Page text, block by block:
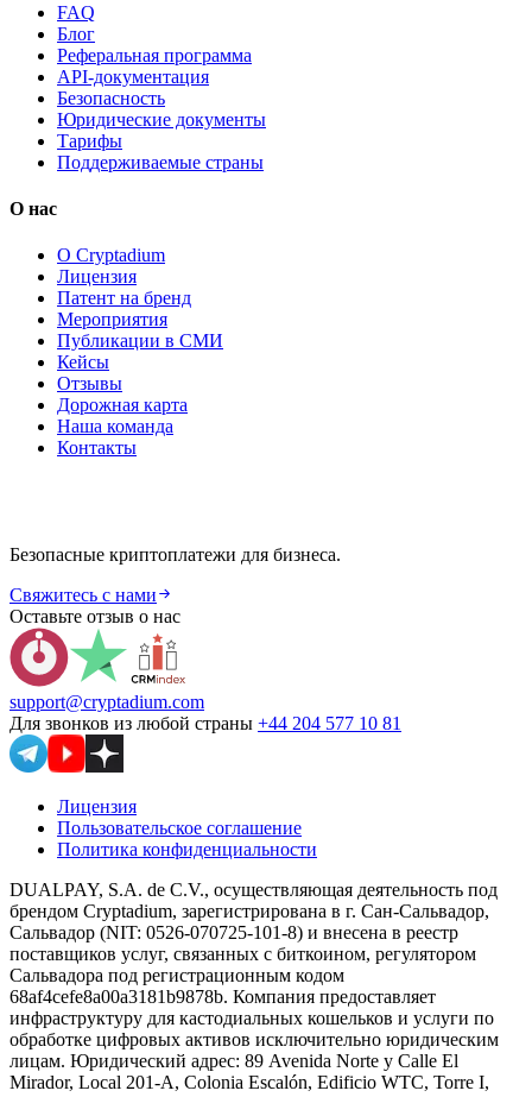
FAQ
Блог
Реферальная программа
API-документация
Безопасность
Юридические документы
Тарифы
Поддерживаемые страны
О нас
О Cryptadium
Лицензия
Патент на бренд
Мероприятия
Публикации в СМИ
Кейсы
Отзывы
Дорожная карта
Наша команда
Контакты
Безопасные криптоплатежи для бизнеса.
Свяжитесь с нами
Оставьте отзыв о нас
support@cryptadium.com
Для звонков из любой страны +44 204 577 10 81
Лицензия
Пользовательское соглашение
Политика конфиденциальности
DUALPAY, S.A. de C.V., осуществляющая деятельность под
брендом Cryptadium, зарегистрирована в г. Сан-Сальвадор,
Сальвадор (NIT: 0526-070725-101-8) и внесена в реестр
поставщиков услуг, связанных с биткоином, регулятором
Сальвадора под регистрационным кодом
68af4cefe8a00a3181b9878b. Компания предоставляет
инфраструктуру для кастодиальных кошельков и услуги по
обработке цифровых активов исключительно юридическим
лицам. Юридический адрес: 89 Avenida Norte y Calle El
Mirador, Local 201-A, Colonia Escalón, Edificio WTC, Torre I,